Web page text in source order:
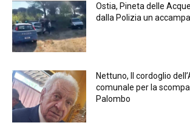
Ostia, Pineta delle
dalla Polizia un
Nettuno, Il cordoglio
comunale per la
Palombo